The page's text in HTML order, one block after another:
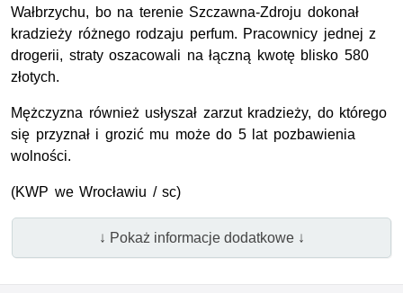
Wałbrzychu, bo na terenie Szczawna-Zdroju dokonał
kradzieży różnego rodzaju perfum. Pracownicy jednej z
drogerii, straty oszacowali na łączną kwotę blisko 580
złotych.
Mężczyzna również usłyszał zarzut kradzieży, do którego
się przyznał i grozić mu może do 5 lat pozbawienia
wolności.
(KWP we Wrocławiu / sc)
↓ Pokaż informacje dodatkowe ↓